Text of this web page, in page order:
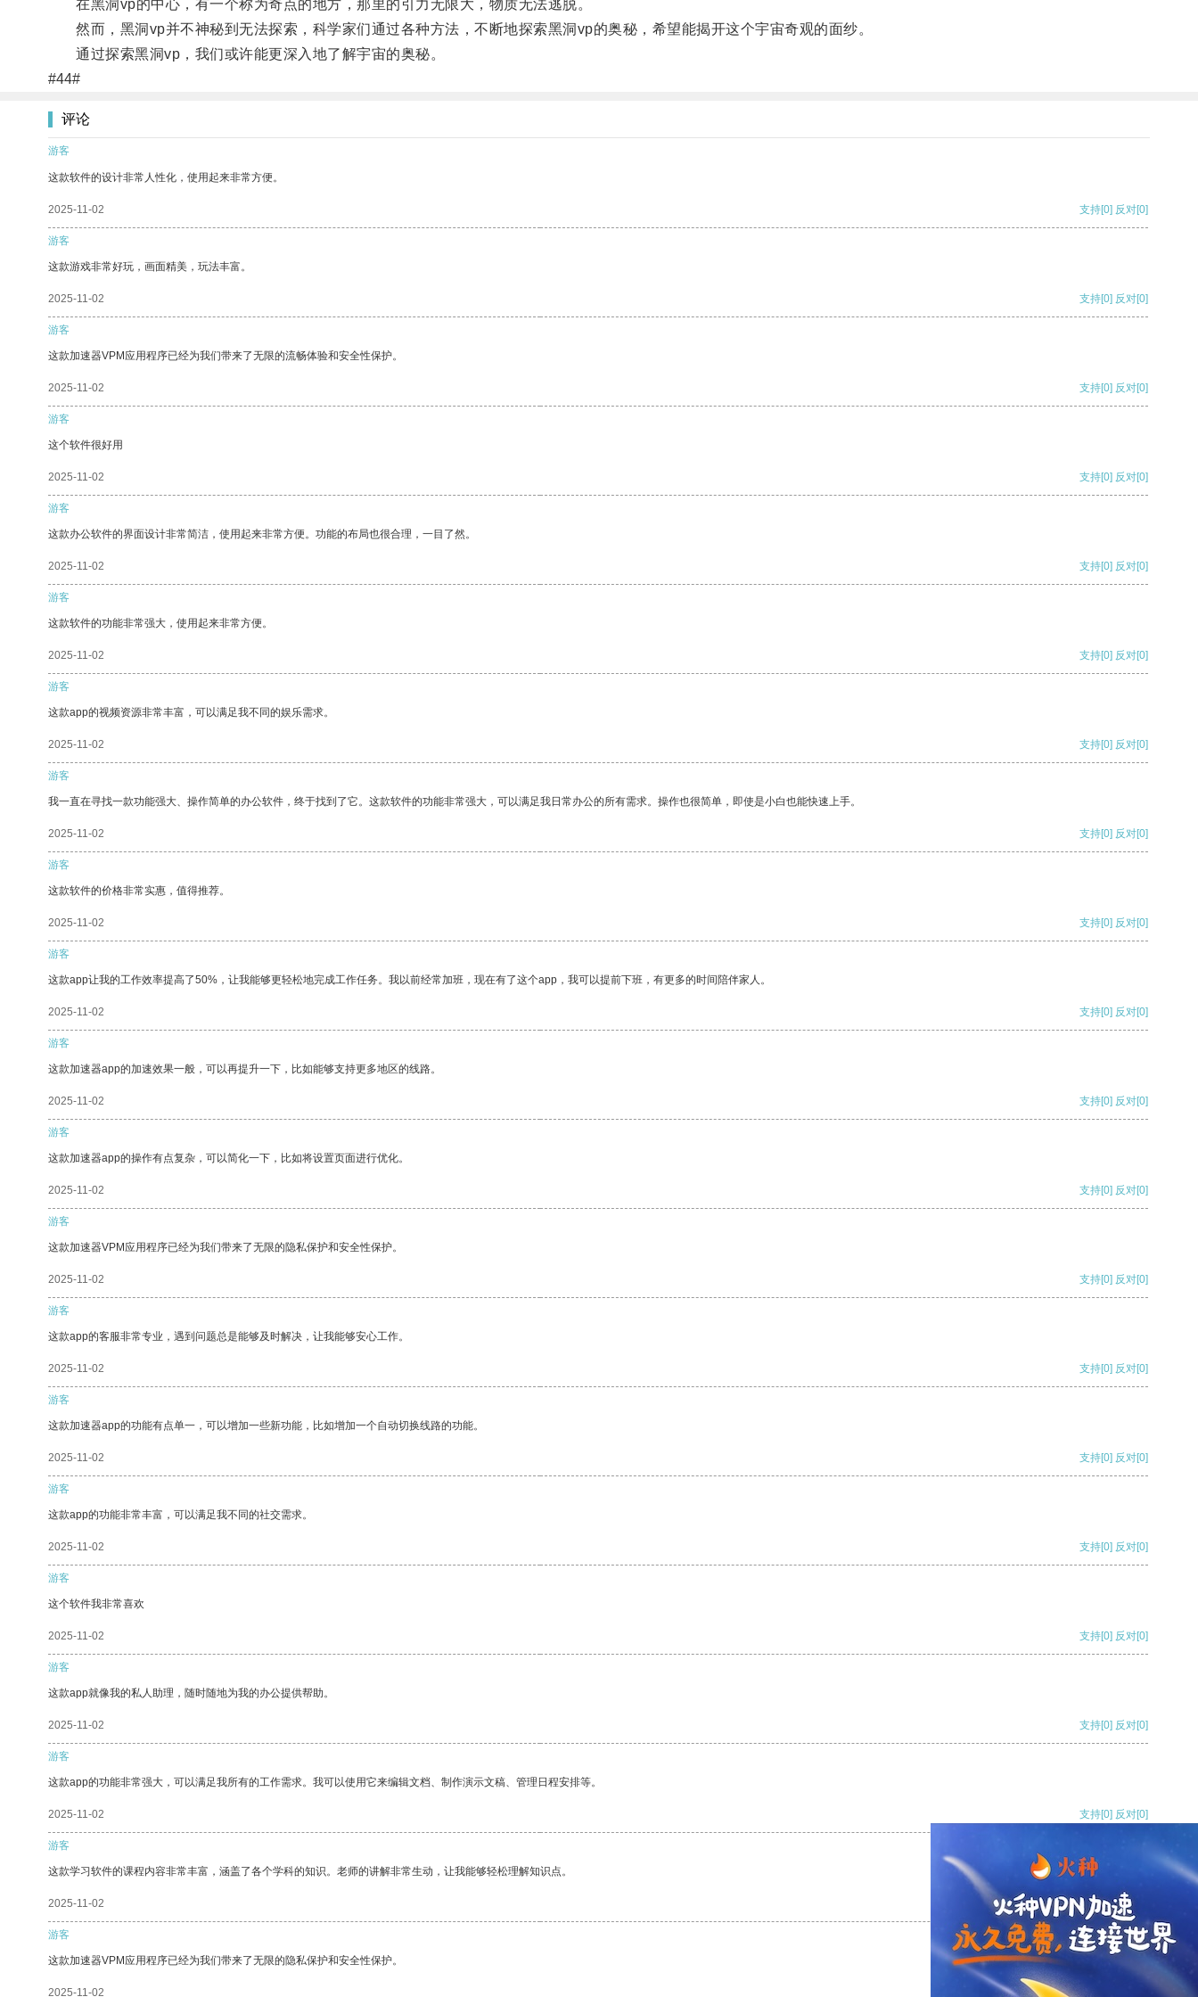
在黑洞vp的中心，有一个称为奇点的地方，那里的引力无限大，物质无法逃脱。
然而，黑洞vp并不神秘到无法探索，科学家们通过各种方法，不断地探索黑洞vp的奥秘，希望能揭开这个宇宙奇观的面纱。
通过探索黑洞vp，我们或许能更深入地了解宇宙的奥秘。
#44#
评论
游客
这款软件的设计非常人性化，使用起来非常方便。
2025-11-02 支持[0] 反对[0]
游客
这款游戏非常好玩，画面精美，玩法丰富。
2025-11-02 支持[0] 反对[0]
游客
这款加速器VPM应用程序已经为我们带来了无限的流畅体验和安全性保护。
2025-11-02 支持[0] 反对[0]
游客
这个软件很好用
2025-11-02 支持[0] 反对[0]
游客
这款办公软件的界面设计非常简洁，使用起来非常方便。功能的布局也很合理，一目了然。
2025-11-02 支持[0] 反对[0]
游客
这款软件的功能非常强大，使用起来非常方便。
2025-11-02 支持[0] 反对[0]
游客
这款app的视频资源非常丰富，可以满足我不同的娱乐需求。
2025-11-02 支持[0] 反对[0]
游客
我一直在寻找一款功能强大、操作简单的办公软件，终于找到了它。这款软件的功能非常强大，可以满足我日常办公的所有需求。操作也很简单，即使是小白也能快速上手。
2025-11-02 支持[0] 反对[0]
游客
这款软件的价格非常实惠，值得推荐。
2025-11-02 支持[0] 反对[0]
游客
这款app让我的工作效率提高了50%，让我能够更轻松地完成工作任务。我以前经常加班，现在有了这个app，我可以提前下班，有更多的时间陪伴家人。
2025-11-02 支持[0] 反对[0]
游客
这款加速器app的加速效果一般，可以再提升一下，比如能够支持更多地区的线路。
2025-11-02 支持[0] 反对[0]
游客
这款加速器app的操作有点复杂，可以简化一下，比如将设置页面进行优化。
2025-11-02 支持[0] 反对[0]
游客
这款加速器VPM应用程序已经为我们带来了无限的隐私保护和安全性保护。
2025-11-02 支持[0] 反对[0]
游客
这款app的客服非常专业，遇到问题总是能够及时解决，让我能够安心工作。
2025-11-02 支持[0] 反对[0]
游客
这款加速器app的功能有点单一，可以增加一些新功能，比如增加一个自动切换线路的功能。
2025-11-02 支持[0] 反对[0]
游客
这款app的功能非常丰富，可以满足我不同的社交需求。
2025-11-02 支持[0] 反对[0]
游客
这个软件我非常喜欢
2025-11-02 支持[0] 反对[0]
游客
这款app就像我的私人助理，随时随地为我的办公提供帮助。
2025-11-02 支持[0] 反对[0]
游客
这款app的功能非常强大，可以满足我所有的工作需求。我可以使用它来编辑文档、制作演示文稿、管理日程安排等。
2025-11-02 支持[0] 反对[0]
游客
这款学习软件的课程内容非常丰富，涵盖了各个学科的知识。老师的讲解非常生动，让我能够轻松理解知识点。
2025-11-02 支持[0] 反对
游客
这款加速器VPM应用程序已经为我们带来了无限的隐私保护和安全性保护。
2025-11-02 支持